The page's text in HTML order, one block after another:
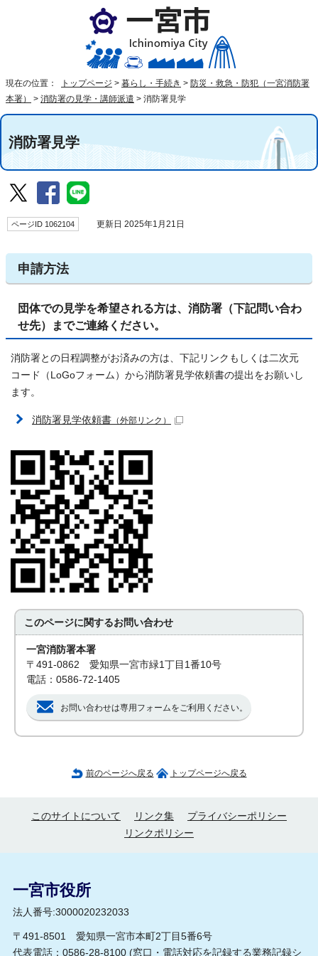
現在の位置： トップページ > 暮らし・手続き > 防災・救急・防犯（一宮消防署
本署）
> 消防署の見学・講師派遣 > 消防署見学
消防署見学
ページID 1062104 更新日 2025年1月21日
申請方法
団体での見学を希望される方は、消防署（下記問い合わ
せ先）までご連絡ください。
消防署との日程調整がお済みの方は、下記リンクもしくは二次元
コード（LoGoフォーム）から消防署見学依頼書の提出をお願いし
ます。
消防署見学依頼書 （外部リンク）
このページに関するお問い合わせ
一宮消防署本署
〒491-0862 愛知県一宮市緑1丁目1番10号
電話：0586-72-1405
お問い合わせは専用フォームをご利用ください。
前のページへ戻る トップページへ戻る
このサイトについて リンク集
プライバシーポリシー
リンクポリシー
一宮市役所
法人番号:3000020232033
〒491-8501 愛知県一宮市本町2丁目5番6号
代表電話：0586-28-8100 (窓口・電話対応を記録する業務記録シ